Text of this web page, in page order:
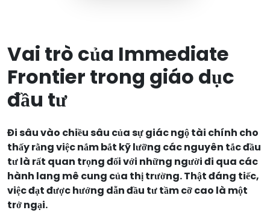
Vai trò của Immediate
Frontier trong giáo dục
đầu tư
Đi sâu vào chiều sâu của sự giác ngộ tài chính cho
thấy rằng việc nắm bắt kỹ lưỡng các nguyên tắc đầu
tư là rất quan trọng đối với những người đi qua các
hành lang mê cung của thị trường. Thật đáng tiếc,
việc đạt được hướng dẫn đầu tư tầm cỡ cao là một
trở ngại.